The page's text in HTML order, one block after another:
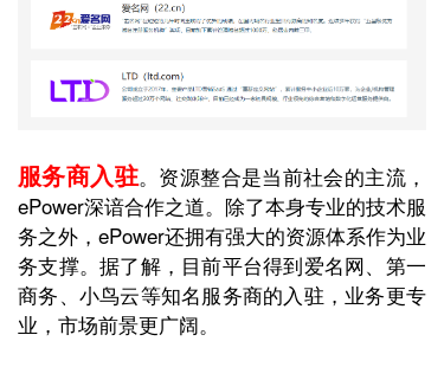
服务商入驻。资源整合是当前社会的主流，
ePower深谙合作之道。除了本身专业的技术服
务之外， ePower还拥有强大的资源体系作为业
务支撑。据了解，目前平台得到爱名网、第一
商务、小鸟云等知名服务商的入驻，业务更专
业，市场前景更广阔。